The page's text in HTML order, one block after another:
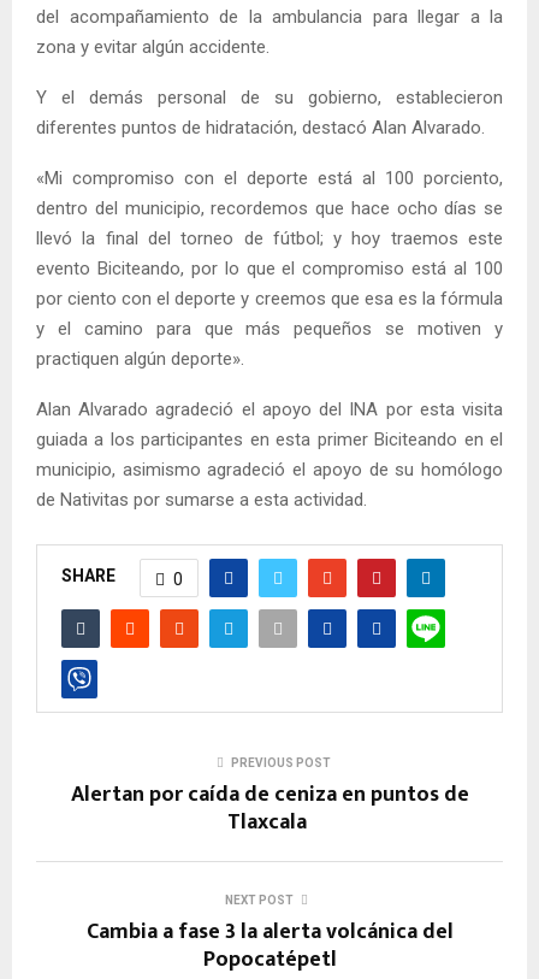
del acompañamiento de la ambulancia para llegar a la
zona y evitar algún accidente.
Y el demás personal de su gobierno, establecieron
diferentes puntos de hidratación, destacó Alan Alvarado.
«Mi compromiso con el deporte está al 100 porciento,
dentro del municipio, recordemos que hace ocho días se
llevó la final del torneo de fútbol; y hoy traemos este
evento Biciteando, por lo que el compromiso está al 100
por ciento con el deporte y creemos que esa es la fórmula
y el camino para que más pequeños se motiven y
practiquen algún deporte».
Alan Alvarado agradeció el apoyo del INA por esta visita
guiada a los participantes en esta primer Biciteando en el
municipio, asimismo agradeció el apoyo de su homólogo
de Nativitas por sumarse a esta actividad.
SHARE 0
PREVIOUS POST
Alertan por caída de ceniza en puntos de
Tlaxcala
NEXT POST
Cambia a fase 3 la alerta volcánica del
Popocatépetl